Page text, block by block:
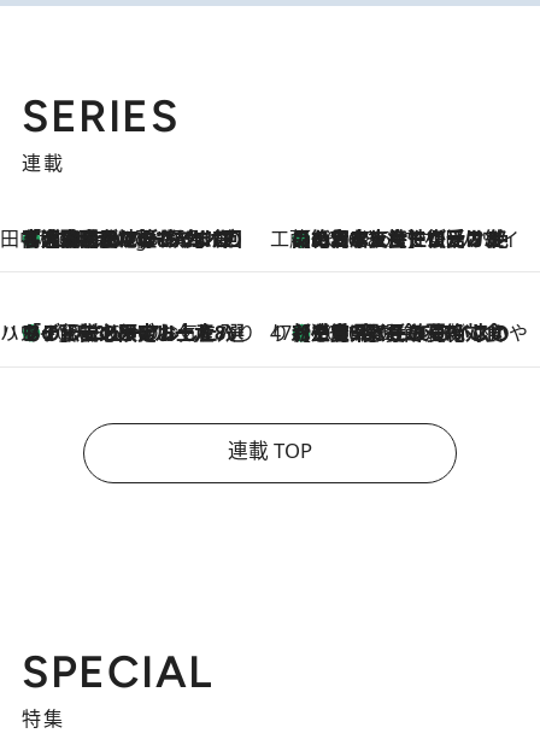
SERIES
連載
田中稲の勝手に再ブーム
4 Hours Ago
「湘南乃風に憧れて」観客大盛上がりの“タオル回し”に、ラッパー顔負けの高速歌唱まで…さだまさし（74）のアグレッシブすぎる現在地 工藤まやのおもてなしハワイ
2026.8.6
【ハワイ土産】ローカルの絶大な支持で復活！ 絶品の幻クッキー《元ファンの日本人女性が受け継いだ名店》
ハワイ賢者 リサのお気に入りリスト2026.8.6
あの伝説の限定トートも！ リニューアルした「ディーン＆デルーカ ハワイ」で必須のお土産8選 47都道府県の手みやげ ひんやりスイーツで夏を満喫
2026.8.6
【三重県】この夏絶対食べたい 冷やしておいしいおやつ3選 お餅×アイスの新感覚スイーツ
連載 TOP
SPECIAL
特集